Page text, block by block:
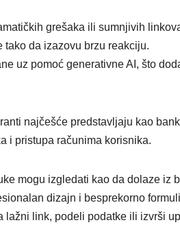
grešaka ili sumnjivih
da izazovu brzu reakciju.
uz pomoć generativne AI, što
najčešće predstavljaju kao
i pristupa računima korisnika.
mogu izgledati kao da dolaze iz
dizajn i besprekorno
lažni link, podeli podatke ili izvrši